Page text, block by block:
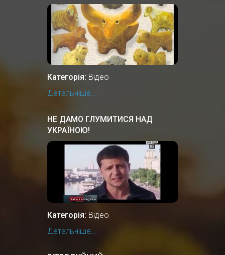
Категорія: Відео
Детальніше...
НЕ ДАМО ГЛУМИТИСЯ НАД
УКРАЇНОЮ!
Категорія: Відео
Детальніше...